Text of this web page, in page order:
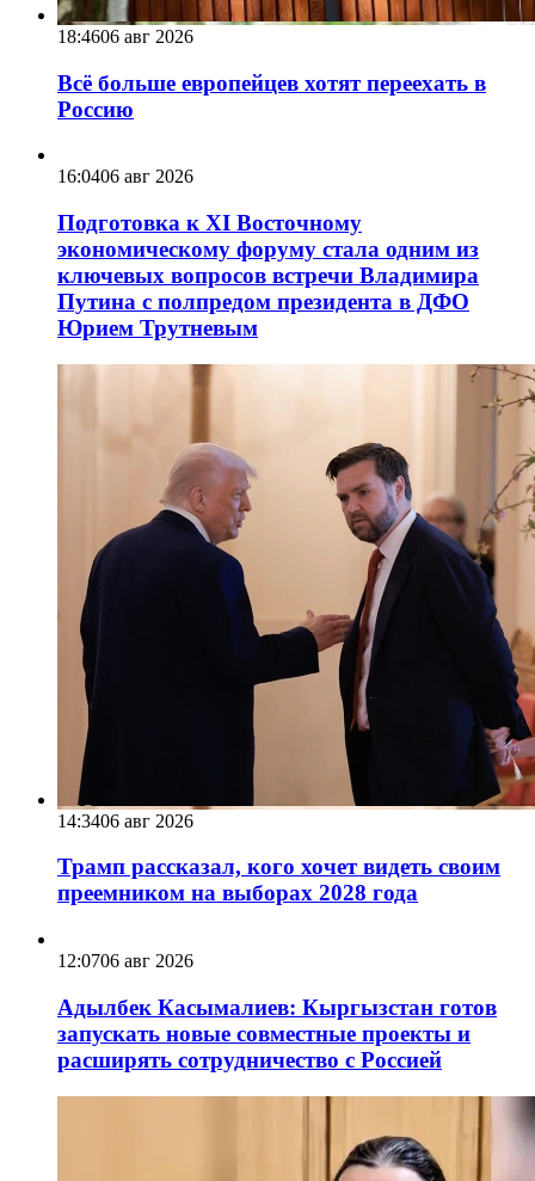
18:4606 авг 2026
Всё больше европейцев хотят переехать в
Россию
16:0406 авг 2026
Подготовка к XI Восточному
экономическому форуму стала одним из
ключевых вопросов встречи Владимира
Путина с полпредом президента в ДФО
Юрием Трутневым
14:3406 авг 2026
Трамп рассказал, кого хочет видеть своим
преемником на выборах 2028 года
12:0706 авг 2026
Адылбек Касымалиев: Кыргызстан готов
запускать новые совместные проекты и
расширять сотрудничество с Россией